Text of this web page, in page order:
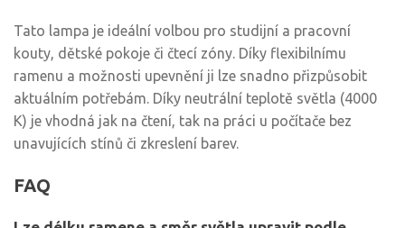
Tato lampa je ideální volbou pro studijní a pracovní
kouty, dětské pokoje či čtecí zóny. Díky flexibilnímu
ramenu a možnosti upevnění ji lze snadno přizpůsobit
aktuálním potřebám. Díky neutrální teplotě světla (4000
K) je vhodná jak na čtení, tak na práci u počítače bez
unavujících stínů či zkreslení barev.
FAQ